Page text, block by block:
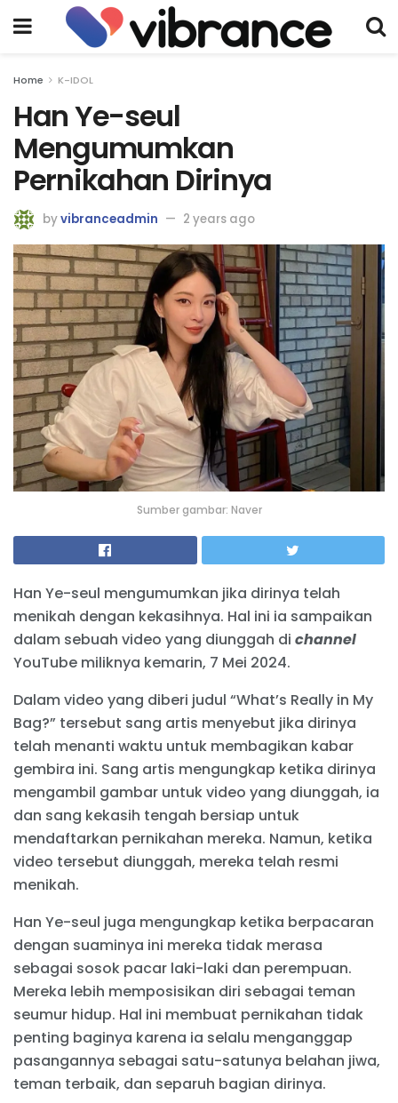
Home K-IDOL
Han Ye-seul
Mengumumkan
Pernikahan Dirinya
byvibranceadmin 2 years ago
Sumber gambar: Naver
Han Ye-seul mengumumkan jika dirinya telah
menikah dengan kekasihnya. Hal ini ia sampaikan
dalam sebuah video yang diunggah di channel
YouTube miliknya kemarin, 7 Mei 2024.
Dalam video yang diberi judul “What’s Really in My
Bag?” tersebut sang artis menyebut jika dirinya
telah menanti waktu untuk membagikan kabar
gembira ini. Sang artis mengungkap ketika dirinya
mengambil gambar untuk video yang diunggah, ia
dan sang kekasih tengah bersiap untuk
mendaftarkan pernikahan mereka. Namun, ketika
video tersebut diunggah, mereka telah resmi
menikah.
Han Ye-seul juga mengungkap ketika berpacaran
dengan suaminya ini mereka tidak merasa
sebagai sosok pacar laki-laki dan perempuan.
Mereka lebih memposisikan diri sebagai teman
seumur hidup. Hal ini membuat pernikahan tidak
penting baginya karena ia selalu menganggap
pasangannya sebagai satu-satunya belahan jiwa,
teman terbaik, dan separuh bagian dirinya.